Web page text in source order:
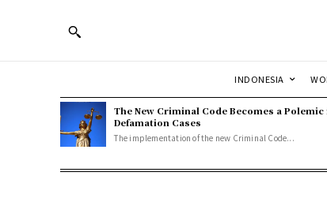
INDONESIA
The New Criminal Code Becomes a Polemic
Defamation Cases
The implementation of the new Criminal Code...